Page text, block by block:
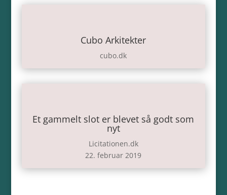
Cubo Arkitekter
cubo.dk
Et gammelt slot er blevet så godt som
nyt
Licitationen.dk
22. februar 2019